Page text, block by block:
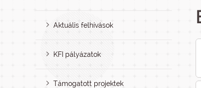
Aktuális felhívások
KFI pályázatok
Támogatott projektek